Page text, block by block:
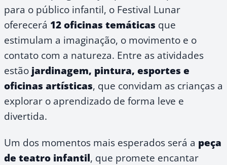
para o público infantil, o Festival Lunar
oferecerá 12 oficinas temáticas que
estimulam a imaginação, o movimento e o
contato com a natureza. Entre as atividades
estão jardinagem, pintura, esportes e
oficinas artísticas, que convidam as crianças a
explorar o aprendizado de forma leve e
divertida.
Um dos momentos mais esperados será a peça
de teatro infantil, que promete encantar